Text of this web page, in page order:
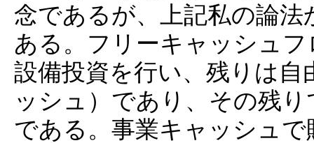
念であるが、上記私の論
ある。フリーキャッシュ
設備投資を行い、残りは
ッシュ）であり、その残
である。事業キャッシュ